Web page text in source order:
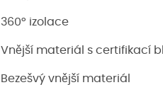
360° izolace
Vnější materiál s certifikací
Bezešvý vnější materiál